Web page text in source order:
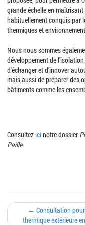
grande échelle en
habituellement conquis par
thermiques et
Nous nous sommes
développement de
d'échanger et d'innover
mais aussi de préparer des
bâtiments comme les
Consultezicinotre dossier
Paille.
← Consultation
thermique extérieure